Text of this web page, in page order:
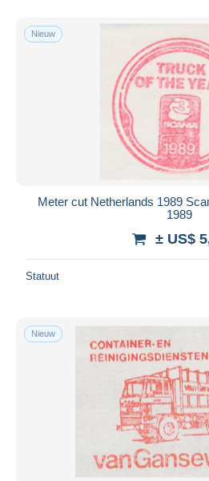
Nieuw
Meter cut Netherlands 1989
1989
± US$
Statuut
Nieuw